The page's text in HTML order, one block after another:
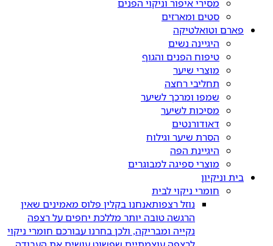
מסירי איפור וניקוי הפנים
סטים ומארזים
פארם וטואלטיקה
היגיינה נשים
טיפוח הפנים והגוף
מוצרי שיער
תחליבי רחצה
שמפו ומרכך לשיער
מסיכות לשיער
דאודורנטים
הסרת שיער וגילוח
היגיינת הפה
מוצרי ספיגה למבוגרים
בית וניקיון
חומרי ניקוי לבית
נוזל רצפותאנחנו בקלין פלוס מאמינים שאין
הרגשה טובה יותר מללכת יחפים על רצפה
נקייה ומבריקה, ולכן בחרנו עבורכם חומרי ניקוי